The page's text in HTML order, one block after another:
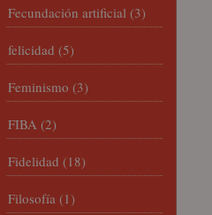
Fecundación artificial (3)
felicidad (5)
Feminismo (3)
FIBA (2)
Fidelidad (18)
Filosofía (1)